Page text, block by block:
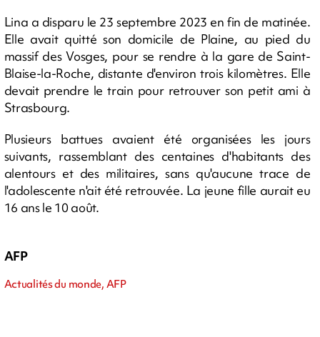
Lina a disparu le 23 septembre 2023 en fin de matinée.
Elle avait quitté son domicile de Plaine, au pied du
massif des Vosges, pour se rendre à la gare de Saint-
Blaise-la-Roche, distante d'environ trois kilomètres. Elle
devait prendre le train pour retrouver son petit ami à
Strasbourg.
Plusieurs battues avaient été organisées les jours
suivants, rassemblant des centaines d'habitants des
alentours et des militaires, sans qu'aucune trace de
l'adolescente n'ait été retrouvée. La jeune fille aurait eu
16 ans le 10 août.
AFP
Actualités du monde, AFP